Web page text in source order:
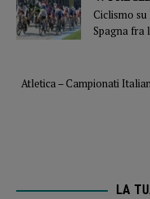
Ciclismo su
Spagna fra
Atletica – Campionati
LA